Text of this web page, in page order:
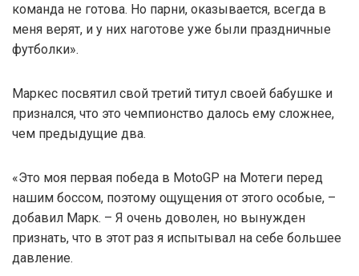
команда не готова. Но парни, оказывается, всегда в
меня верят, и у них наготове уже были праздничные
футболки».
Маркес посвятил свой третий титул своей бабушке и
признался, что это чемпионство далось ему сложнее,
чем предыдущие два.
«Это моя первая победа в MotoGP на Мотеги перед
нашим боссом, поэтому ощущения от этого особые, –
добавил Марк. – Я очень доволен, но вынужден
признать, что в этот раз я испытывал на себе большее
давление.